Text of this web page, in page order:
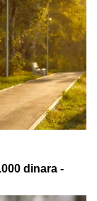
i svi
da
im je otac
novac ne